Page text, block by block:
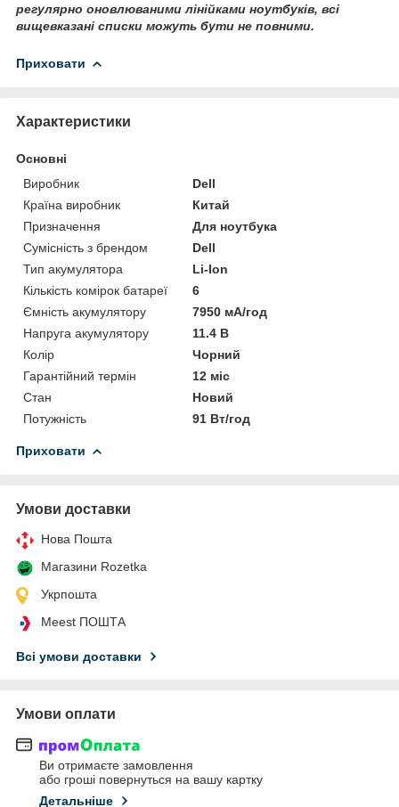
регулярно оновлюваними лінійками ноутбуків, всі
вищевказані списки можуть бути не повними.
Приховати
Характеристики
Основні
Виробник
Dell
Країна виробник
Китай
Призначення
Для ноутбука
Сумісність з брендом
Dell
Тип акумулятора
Li-Ion
Кількість комірок батареї
6
Ємність акумулятору
7950 мА/год
Напруга акумулятору
11.4 В
Колір
Чорний
Гарантійний термін
12 міс
Стан
Новий
Потужність
91 Вт/год
Приховати
Умови доставки
Нова Пошта
Магазини Rozetka
Укрпошта
Meest ПОШТА
Всі умови доставки
Умови оплати
Ви отримаєте замовлення
або гроші повернуться на вашу картку
Детальніше